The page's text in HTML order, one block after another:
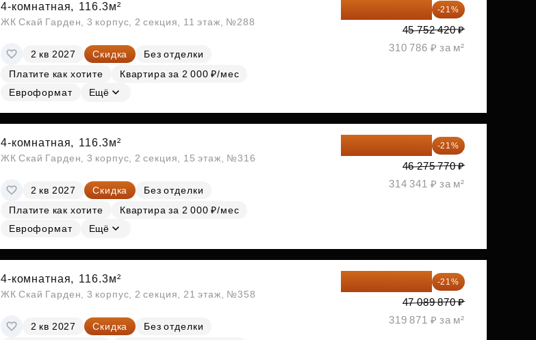
4-комнатная, 116.3м²
ЖК Скай Гарден, 3 корпус, 2 секция, 11 этаж, №288
2 кв 2027 Скидка
Без отделки
Платите как хотите
Квартира за 2 000 ₽/мес
Евроформат
Ещё
-21%
45 752 420 ₽
310 786 ₽ за м²
4-комнатная, 116.3м²
ЖК Скай Гарден, 3 корпус, 2 секция, 15 этаж, №316
2 кв 2027 Скидка
Без отделки
Платите как хотите
Квартира за 2 000 ₽/мес
Евроформат
Ещё
-21%
46 275 770 ₽
314 341 ₽ за м²
4-комнатная, 116.3м²
ЖК Скай Гарден, 3 корпус, 2 секция, 21 этаж, №358
2 кв 2027 Скидка
Без отделки
-21%
47 089 870 ₽
319 871 ₽ за м²